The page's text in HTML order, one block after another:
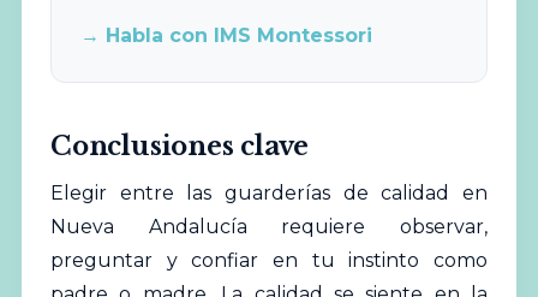
→ Habla con IMS Montessori
Conclusiones clave
Elegir entre las guarderías de calidad en
Nueva Andalucía requiere observar,
preguntar y confiar en tu instinto como